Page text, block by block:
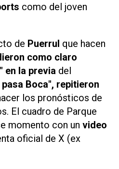
como del joven
de Puerrul que hacen
como claro
en la previa del
pasa Boca", repitieron
los pronósticos de
El cuadro de Parque
momento con un video
oficial de X (ex